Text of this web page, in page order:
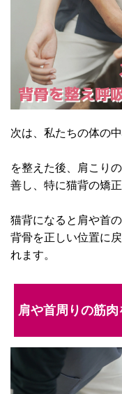
背骨を整え呼
次は、私たちの体の
を整えた後、肩こり
善し、特に猫背の矯正
猫背になると肩や首
背骨を正しい位置に
れます。
肩や首周りの筋